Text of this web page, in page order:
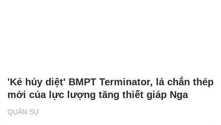
QUÂN SỰ
'Kẻ hủy diệt' BMPT Terminator, lá chắn thép
mới của lực lượng tăng thiết giáp Nga